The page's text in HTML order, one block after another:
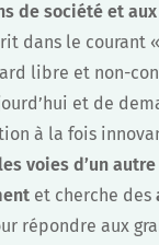
de société et
dans le courant
libre et non-
et de
à la fois
les voies d’un
et cherche des
répondre aux